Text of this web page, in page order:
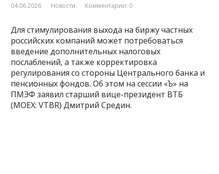
04.06.2026 Новости Комментарии: 0
Для стимулирования выхода на биржу частных
российских компаний может потребоваться
введение дополнительных налоговых
послаблений, а также корректировка
регулирования со стороны Центрального банка и
пенсионных фондов. Об этом на сессии «Ъ» на
ПМЭФ заявил старший вице-президент ВТБ
(MOEX: VTBR) Дмитрий Средин.